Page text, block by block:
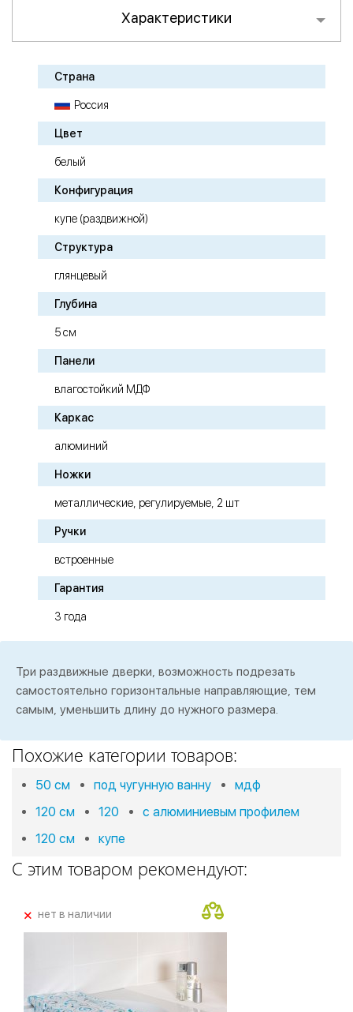
Характеристики
Страна
Россия
Цвет
белый
Конфигурация
купе (раздвижной)
Структура
глянцевый
Глубина
5 см
Панели
влагостойкий МДФ
Каркас
алюминий
Ножки
металлические, регулируемые, 2 шт
Ручки
встроенные
Гарантия
3 года
Три раздвижные дверки, возможность подрезать
самостоятельно горизонтальные направляющие, тем
самым, уменьшить длину до нужного размера.
Похожие категории товаров:
50 см под чугунную ванну
мдф
120 см
120
с алюминиевым профилем
120 см
купе
С этим товаром рекомендуют:
+нет в наличии